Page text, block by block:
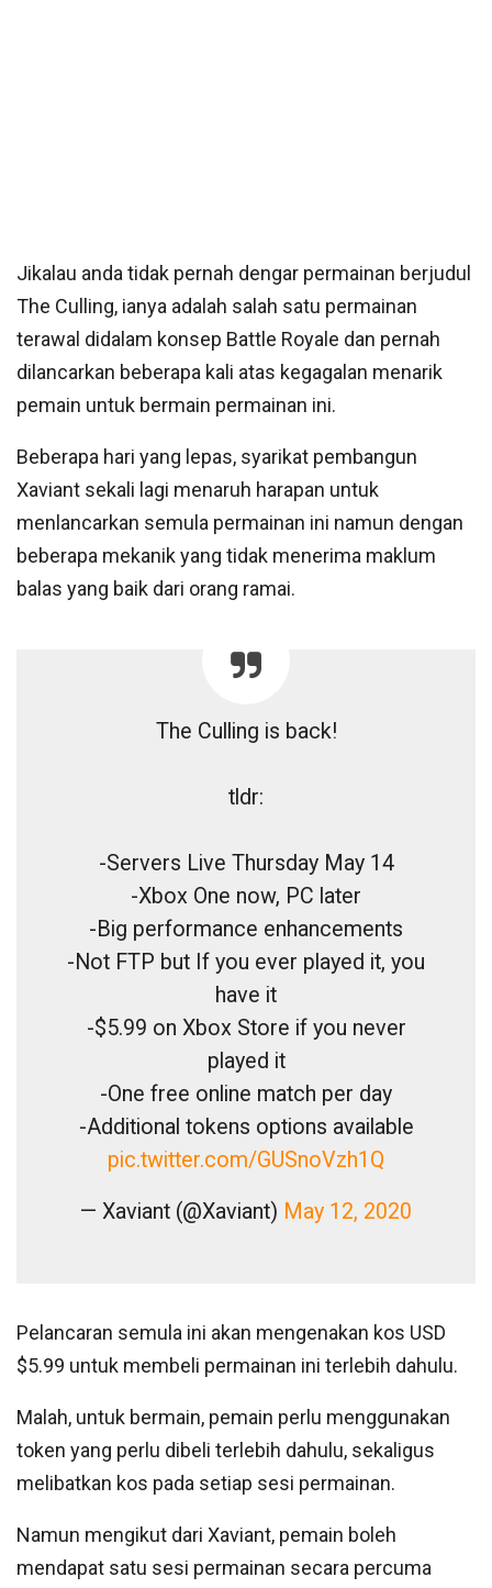
Jikalau anda tidak pernah dengar permainan berjudul
The Culling, ianya adalah salah satu permainan
terawal didalam konsep Battle Royale dan pernah
dilancarkan beberapa kali atas kegagalan menarik
pemain untuk bermain permainan ini.
Beberapa hari yang lepas, syarikat pembangun
Xaviant sekali lagi menaruh harapan untuk
menlancarkan semula permainan ini namun dengan
beberapa mekanik yang tidak menerima maklum
balas yang baik dari orang ramai.
The Culling is back!
tldr:
-Servers Live Thursday May 14
-Xbox One now, PC later
-Big performance enhancements
-Not FTP but If you ever played it, you
have it
-$5.99 on Xbox Store if you never
played it
-One free online match per day
-Additional tokens options available
pic.twitter.com/GUSnoVzh1Q
— Xaviant (@Xaviant) May 12, 2020
Pelancaran semula ini akan mengenakan kos USD
$5.99 untuk membeli permainan ini terlebih dahulu.
Malah, untuk bermain, pemain perlu menggunakan
token yang perlu dibeli terlebih dahulu, sekaligus
melibatkan kos pada setiap sesi permainan.
Namun mengikut dari Xaviant, pemain boleh
mendapat satu sesi permainan secara percuma